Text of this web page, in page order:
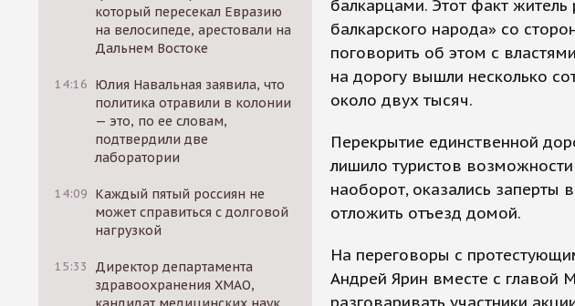
который пересекал Евразию
на велосипеде, арестовали на
Дальнем Востоке
14:16 Юлия Навальная заявила, что
политика отравили в колонии
— это, по ее словам,
подтвердили две
лаборатории
14:09 Каждый пятый россиян не
может справиться с долговой
нагрузкой
15:33
Директор департамента
здравоохранения ХМАО,
балкарцами. Этот факт
балкарского народа» со
поговорить об этом с
на дорогу вышли несколько
около двух тысяч.
Перекрытие единственной
лишило туристов
наоборот, оказались
отложить отъезд домой.
На переговоры с
Андрей Ярин вместе с